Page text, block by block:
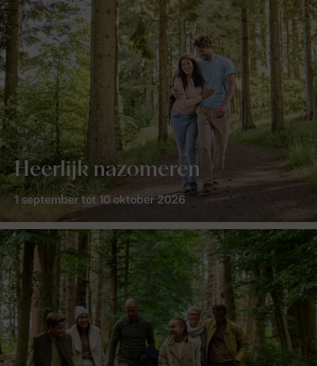
Heerlijk nazomeren
1 september tot 10 oktober 2026